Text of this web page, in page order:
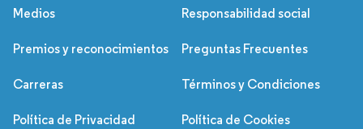
Medios Responsabilidad social
Premios y reconocimientos Preguntas Frecuentes
Carreras Términos y Condiciones
Política de Privacidad Política de Cookies